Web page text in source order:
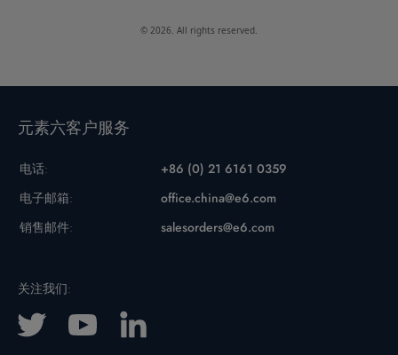
© 2026. All rights reserved.
元素六客户服务
电话:
+86 (0) 21 6161 0359
电子邮箱:
office.china@e6.com
销售邮件:
salesorders@e6.com
关注我们: